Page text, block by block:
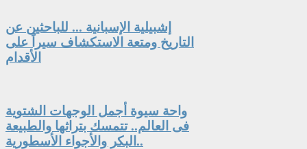
إشبيلية الإسبانية ... للباحثين عن
التاريخ ومتعة الاستكشاف سيراً على
الأقدام
واحة سيوة أجمل الوجهات الشتوية
فى العالم.. تتمسك بتراثها والطبيعة
البكر والأجواء الأسطورية..